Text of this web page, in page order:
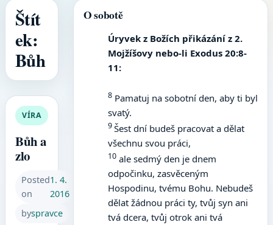
Štít
ek:
Bůh
VÍRA
Bůh a
zlo
Posted
on
1. 4.
2016
byspravce
O sobotě
Úryvek z Božích přikázání z 2.
Mojžíšovy nebo-li Exodus 20:8-
11:
8 Pamatuj na sobotní den, aby ti byl
svatý.
9Šest dní budeš pracovat a dělat
všechnu svou práci,
10 ale sedmý den je dnem
odpočinku, zasvěceným
Hospodinu, tvému Bohu. Nebudeš
dělat žádnou práci ty, tvůj syn ani
tvá dcera, tvůj otrok ani tvá